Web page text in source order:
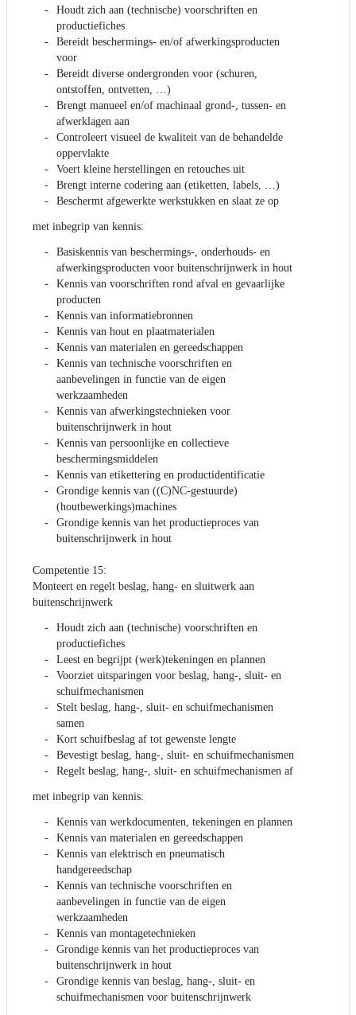
Houdt zich aan (technische) voorschriften en
productiefiches
Bereidt beschermings- en/of afwerkingsproducten
voor
Bereidt diverse ondergronden voor (schuren,
ontstoffen, ontvetten, …)
Brengt manueel en/of machinaal grond-, tussen- en
afwerklagen aan
Controleert visueel de kwaliteit van de behandelde
oppervlakte
Voert kleine herstellingen en retouches uit
Brengt interne codering aan (etiketten, labels, …)
Beschermt afgewerkte werkstukken en slaat ze op
met inbegrip van kennis:
Basiskennis van beschermings-, onderhouds- en
afwerkingsproducten voor buitenschrijnwerk in hout
Kennis van voorschriften rond afval en gevaarlijke
producten
Kennis van informatiebronnen
Kennis van hout en plaatmaterialen
Kennis van materialen en gereedschappen
Kennis van technische voorschriften en
aanbevelingen in functie van de eigen
werkzaamheden
Kennis van afwerkingstechnieken voor
buitenschrijnwerk in hout
Kennis van persoonlijke en collectieve
beschermingsmiddelen
Kennis van etikettering en productidentificatie
Grondige kennis van ((C)NC-gestuurde)
(houtbewerkings)machines
Grondige kennis van het productieproces van
buitenschrijnwerk in hout
Competentie 15:
Monteert en regelt beslag, hang- en sluitwerk aan
buitenschrijnwerk
Houdt zich aan (technische) voorschriften en
productiefiches
Leest en begrijpt (werk)tekeningen en plannen
Voorziet uitsparingen voor beslag, hang-, sluit- en
schuifmechanismen
Stelt beslag, hang-, sluit- en schuifmechanismen
samen
Kort schuifbeslag af tot gewenste lengte
Bevestigt beslag, hang-, sluit- en schuifmechanismen
Regelt beslag, hang-, sluit- en schuifmechanismen af
met inbegrip van kennis:
Kennis van werkdocumenten, tekeningen en plannen
Kennis van materialen en gereedschappen
Kennis van elektrisch en pneumatisch
handgereedschap
Kennis van technische voorschriften en
aanbevelingen in functie van de eigen
werkzaamheden
Kennis van montagetechnieken
Grondige kennis van het productieproces van
buitenschrijnwerk in hout
Grondige kennis van beslag, hang-, sluit- en
schuifmechanismen voor buitenschrijnwerk